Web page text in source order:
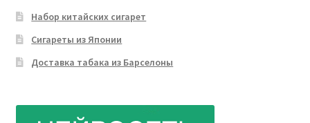
Набор китайских сигарет
Сигареты из Японии
Доставка табака из Барселоны